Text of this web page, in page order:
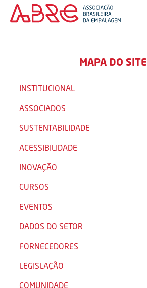
MAPA DO SITE
INSTITUCIONAL
ASSOCIADOS
SUSTENTABILIDADE
ACESSIBILIDADE
INOVAÇÃO
CURSOS
EVENTOS
DADOS DO SETOR
FORNECEDORES
LEGISLAÇÃO
COMUNIDADE